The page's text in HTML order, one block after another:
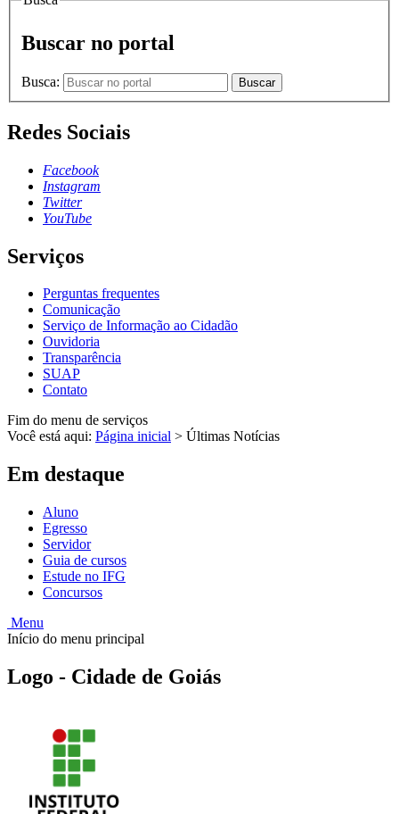
Buscar no portal
Busca: Buscar
Redes Sociais
Facebook
Instagram
Twitter
YouTube
Serviços
Perguntas frequentes
Comunicação
Serviço de Informação ao Cidadão
Ouvidoria
Transparência
SUAP
Contato
Fim do menu de serviços
Você está aqui: Página inicial > Últimas Notícias
Em destaque
Aluno
Egresso
Servidor
Guia de cursos
Estude no IFG
Concursos
Menu
Início do menu principal
Logo - Cidade de Goiás